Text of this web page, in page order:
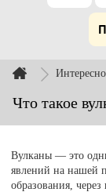
Что такое
Вулканы — это
явлений на нашей
образования,